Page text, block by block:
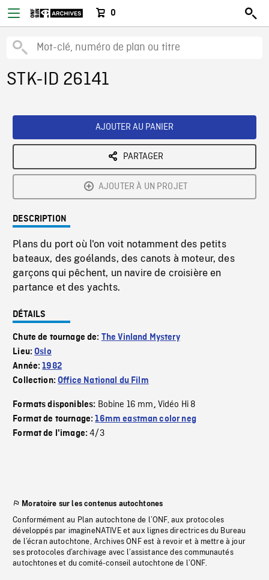
0
STK-ID 26141
AJOUTER AU PANIER
PARTAGER
AJOUTER À UN PROJET
DESCRIPTION
Plans du port où l'on voit notamment des petits
bateaux, des goélands, des canots à moteur, des
garçons qui pêchent, un navire de croisière en
partance et des yachts.
DÉTAILS
Chute de tournage de: The Vinland Mystery
Lieu:Oslo
Année:1982
Collection:Office National du Film
Formats disponibles: Bobine 16 mm, Vidéo Hi 8
Format de tournage:16mm eastman color neg
Format de l'image:4/3
Moratoire sur les contenus autochtones
Conformément au Plan autochtone de l’ONF, aux protocoles
développés par imagineNATIVE et aux lignes directrices du Bureau
de l’écran autochtone, Archives ONF est à revoir et à mettre à jour
ses protocoles d’archivage avec l’assistance des communautés
autochtones et du comité-conseil autochtone de l’ONF.